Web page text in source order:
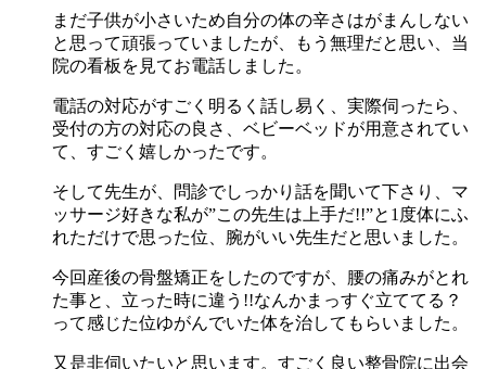
まだ子供が小さいため自分の体の辛さはがまんしない
と思って頑張っていましたが、もう無理だと思い、当
院の看板を見てお電話しました。
電話の対応がすごく明るく話し易く、実際伺ったら、
受付の方の対応の良さ、ベビーベッドが用意されてい
て、すごく嬉しかったです。
そして先生が、問診でしっかり話を聞いて下さり、マ
ッサージ好きな私が”この先生は上手だ!!”と1度体にふ
れただけで思った位、腕がいい先生だと思いました。
今回産後の骨盤矯正をしたのですが、腰の痛みがとれ
た事と、立った時に違う!!なんかまっすぐ立ててる？
って感じた位ゆがんでいた体を治してもらいました。
又是非伺いたいと思います。すごく良い整骨院に出会